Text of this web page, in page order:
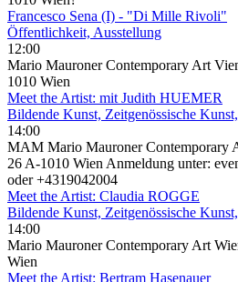
Francesco Sena (I) - "Di Mille Rivoli"
Öffentlichkeit, Ausstellung
12:00
Mario Mauroner Contemporary Art
1010 Wien
Meet the Artist: mit Judith HUEMER
Bildende Kunst, Zeitgenössische
14:00
MAM Mario Mauroner Contemporary
26 A-1010 Wien Anmeldung unter:
oder +4319042004
Meet the Artist: Claudia ROGGE
Bildende Kunst, Zeitgenössische
14:00
Mario Mauroner Contemporary Art
Wien
Meet the Artist: Bertram Hasenauer